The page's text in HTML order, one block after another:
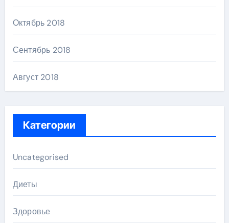
Октябрь 2018
Сентябрь 2018
Август 2018
Категории
Uncategorised
Диеты
Здоровье